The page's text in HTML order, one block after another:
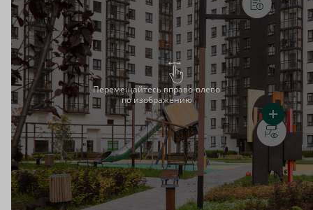
Перемещайтесь вправо-влево
по изображению